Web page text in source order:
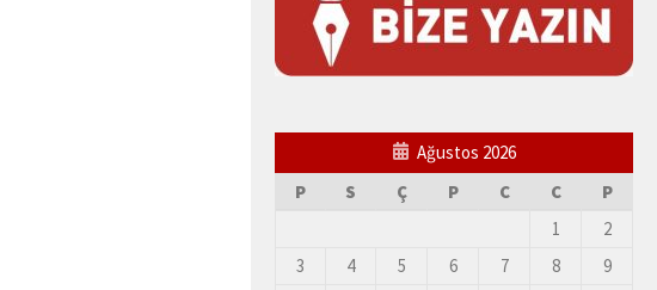
Ağustos 2026
P
S Ç P C C
P
1
2
3
4 5 6 7 8
9